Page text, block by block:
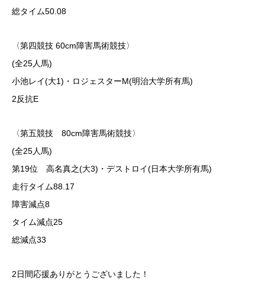
総タイム50.08
〈第四競技 60cm障害馬術競技〉
(全25人馬)
小池レイ(大1)・ロジェスターM(明治大学所有馬)
2反抗E
〈第五競技 80cm障害馬術競技〉
(全25人馬)
第19位 高名真之(大3)・デストロイ(日本大学所有馬)
走行タイム88.17
障害減点8
タイム減点25
総減点33
2日間応援ありがとうございました！